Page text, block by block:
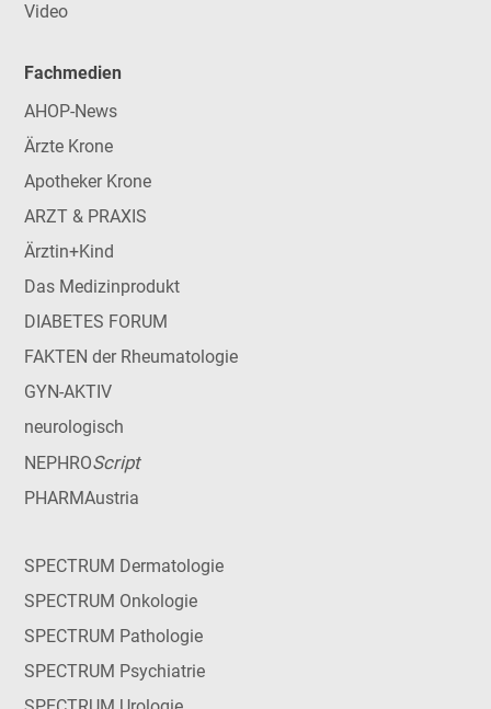
Video
Fachmedien
AHOP-News
Ärzte Krone
Apotheker Krone
ARZT & PRAXIS
Ärztin+Kind
Das Medizinprodukt
DIABETES FORUM
FAKTEN der Rheumatologie
GYN-AKTIV
neurologisch
NEPHROScript
PHARMAustria
SPECTRUM Dermatologie
SPECTRUM Onkologie
SPECTRUM Pathologie
SPECTRUM Psychiatrie